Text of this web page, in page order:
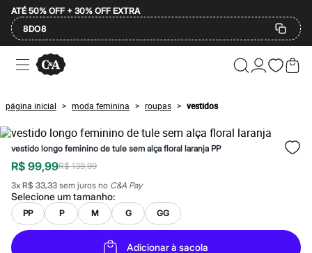
ATÉ 50% OFF + 30% OFF EXTRA
8DO8
Ofertas
Compre por Departamento
Masculino
Infantil
Calçados
Mindse7
Plus Size
Até 20% off
Até 40% off
Até 60% off
A partir de 60% off
Feminino
Em alta
Inverno
página inicial > moda feminina > roupas > vestidos
vestido longo feminino de tule sem alça floral laranja PP
R$ 99,99R$ 139,99
3x R$ 33,33 sem juros no C&A Pay
Selecione umtamanho:
PP P M G GG
Adicionar à sacola